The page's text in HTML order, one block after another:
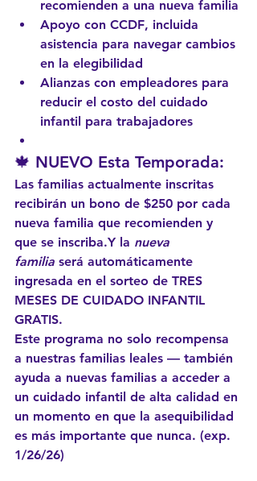
recomienden a una nueva familia
Apoyo con CCDF, incluida
asistencia para navegar cambios
en la elegibilidad
Alianzas con empleadores para
reducir el costo del cuidado
infantil para trabajadores
🍁 NUEVO Esta Temporada:
Las familias actualmente inscritas
recibirán un bono de $250 por cada
nueva familia que recomienden y
que se inscriba.Y la nueva
familia será automáticamente
ingresada en el sorteo de TRES
MESES DE CUIDADO INFANTIL
GRATIS.
Este programa no solo recompensa
a nuestras familias leales — también
ayuda a nuevas familias a acceder a
un cuidado infantil de alta calidad en
un momento en que la asequibilidad
es más importante que nunca. (exp.
1/26/26)